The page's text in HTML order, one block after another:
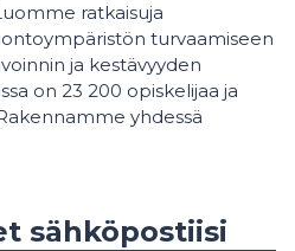
ratkaisuja
turvaamiseen
ja kestävyyden
on 23 200 opiskelijaa ja
yhdessä
sähköpostiisi